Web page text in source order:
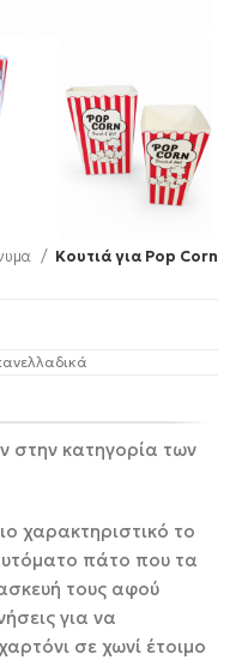
Κουτιά για Pop Corn
στην κατηγορία των
χαρακτηριστικό το
πάτο που τα
τους αφού
για να
σε χωνί έτοιμο